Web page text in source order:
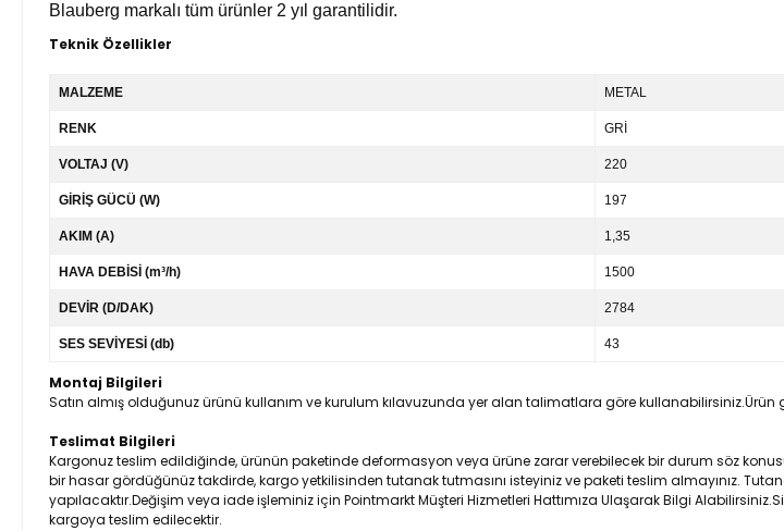
Blauberg markalı tüm ürünler 2 yıl garantilidir.
Teknik Özellikler
MALZEME METAL
RENK GRİ
VOLTAJ (V) 220
GİRİŞ GÜCÜ (W) 197
AKIM (A) 1,35
HAVA DEBİSİ (m³/h) 1500
DEVİR (D/DAK) 2784
SES SEVİYESİ (db) 43
Montaj Bilgileri
Satın almış olduğunuz ürünü kullanım ve kurulum kılavuzunda yer alan talimatlara göre
Teslimat Bilgileri
Kargonuz teslim edildiğinde, ürünün paketinde deformasyon veya ürüne zarar verebilecek bir durum söz
bir hasar gördüğünüz takdirde, kargo yetkilisinden tutanak tutmasını isteyiniz ve paketi teslim almayınız.
yapılacaktır.Değişim veya iade işleminiz için Pointmarkt Müşteri Hizmetleri Hattımıza Ulaşarak Bilgi
kargoya teslim edilecektir.